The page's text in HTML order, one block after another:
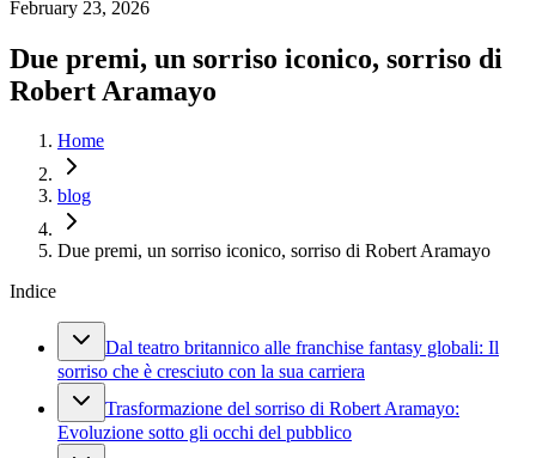
February 23, 2026
Due premi, un sorriso iconico, sorriso di
Robert Aramayo
Home
blog
Due premi, un sorriso iconico, sorriso di Robert Aramayo
Indice
Dal teatro britannico alle franchise fantasy globali: Il
sorriso che è cresciuto con la sua carriera
Trasformazione del sorriso di Robert Aramayo:
Evoluzione sotto gli occhi del pubblico